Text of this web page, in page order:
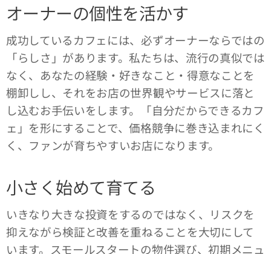
オーナーの個性を活かす
成功しているカフェには、必ずオーナーならではの
「らしさ」があります。私たちは、流行の真似では
なく、あなたの経験・好きなこと・得意なことを
棚卸しし、それをお店の世界観やサービスに落と
し込むお手伝いをします。「自分だからできるカフ
ェ」を形にすることで、価格競争に巻き込まれにく
く、ファンが育ちやすいお店になります。
小さく始めて育てる
いきなり大きな投資をするのではなく、リスクを
抑えながら検証と改善を重ねることを大切にして
います。スモールスタートの物件選び、初期メニュ